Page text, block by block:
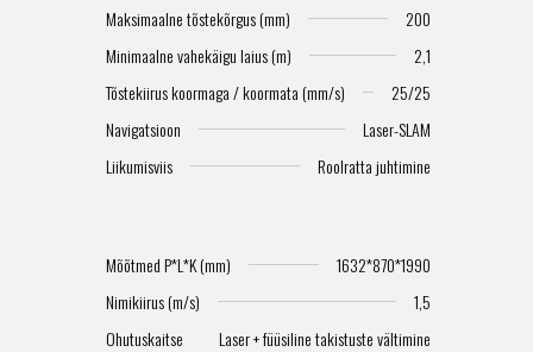
Maksimaalne tõstekõrgus (mm)
200
Minimaalne vahekäigu laius (m)
2,1
Tõstekiirus koormaga / koormata (mm/s)
25/25
Navigatsioon
Laser-SLAM
Liikumisviis
Roolratta juhtimine
Mõõtmed P*L*K (mm)
1632*870*1990
Nimikiirus (m/s)
1,5
Ohutuskaitse
Laser + füüsiline takistuste vältimine